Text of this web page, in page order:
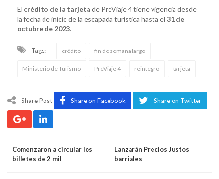
El crédito de la tarjeta de PreViaje 4 tiene vigencia desde
la fecha de inicio de la escapada turística hasta el 31 de
octubre de 2023.
Tags: crédito fin de semana largo
Ministerio de Turismo PreViaje 4 reintegro tarjeta
Share Post Share on Facebook Share on Twitter
Comenzaron a circular los
billetes de 2 mil
Lanzarán Precios Justos
barriales